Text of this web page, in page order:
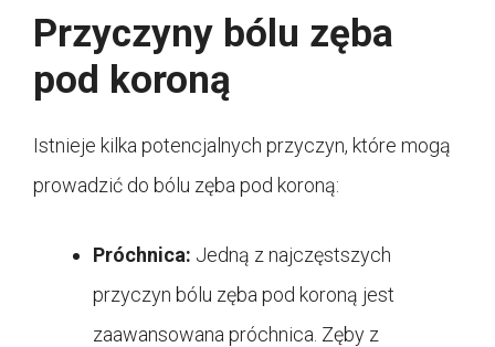
Przyczyny bólu zęba
pod koroną
Istnieje kilka potencjalnych przyczyn, które mogą
prowadzić do bólu zęba pod koroną:
Próchnica: Jedną z najczęstszych
przyczyn bólu zęba pod koroną jest
zaawansowana próchnica. Zęby z